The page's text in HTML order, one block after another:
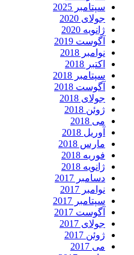
سپتامبر 2025
جولای 2020
ژانویه 2020
آگوست 2019
نوامبر 2018
اکتبر 2018
سپتامبر 2018
آگوست 2018
جولای 2018
ژوئن 2018
می 2018
آوریل 2018
مارس 2018
فوریه 2018
ژانویه 2018
دسامبر 2017
نوامبر 2017
سپتامبر 2017
آگوست 2017
جولای 2017
ژوئن 2017
می 2017